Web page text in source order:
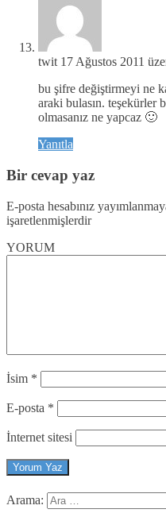
twit 17 Ağustos 2011
bu şifre değiştirmeyi ne
araki bulasın. teşekürler
olmasanız ne yapcaz 🙂
Yanıtla
Bir cevap yaz
E-posta hesabınız
işaretlenmişlerdir
YORUM
İsim *
E-posta *
İnternet sitesi
Arama: